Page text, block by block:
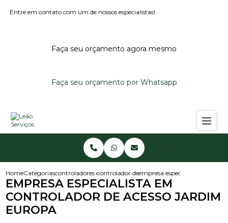
Entre em contato com um de nossos especialistas!
Faça seu orçamento agora mesmo
Faça seu orçamento por Whatsapp
HomeCategoriascontroladores de acessocontrolador de acesso condominio
empresa especialista em
EMPRESA ESPECIALISTA EM
CONTROLADOR DE ACESSO JARDIM
EUROPA